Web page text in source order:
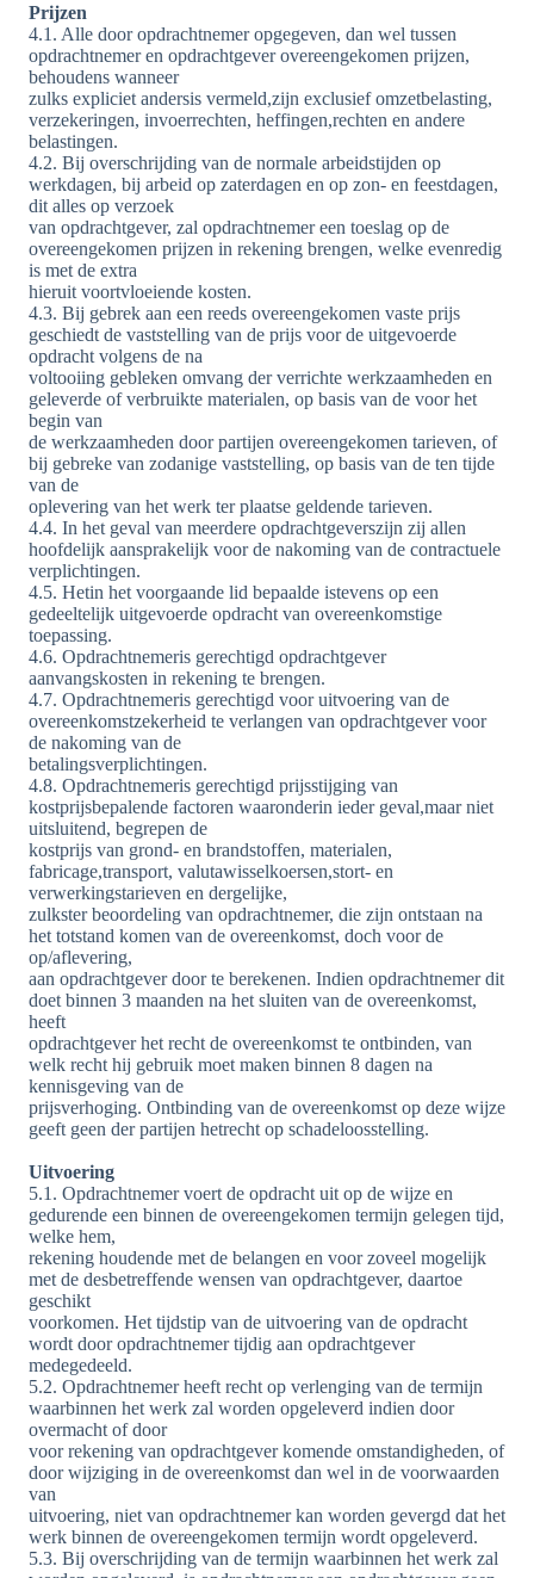
Prijzen
4.1. Alle door opdrachtnemer opgegeven, dan wel tussen
opdrachtnemer en opdrachtgever overeengekomen prijzen,
behoudens wanneer
zulks expliciet andersis vermeld,zijn exclusief omzetbelasting,
verzekeringen, invoerrechten, heffingen,rechten en andere
belastingen.
4.2. Bij overschrijding van de normale arbeidstijden op
werkdagen, bij arbeid op zaterdagen en op zon- en feestdagen,
dit alles op verzoek
van opdrachtgever, zal opdrachtnemer een toeslag op de
overeengekomen prijzen in rekening brengen, welke evenredig
is met de extra
hieruit voortvloeiende kosten.
4.3. Bij gebrek aan een reeds overeengekomen vaste prijs
geschiedt de vaststelling van de prijs voor de uitgevoerde
opdracht volgens de na
voltooiing gebleken omvang der verrichte werkzaamheden en
geleverde of verbruikte materialen, op basis van de voor het
begin van
de werkzaamheden door partijen overeengekomen tarieven, of
bij gebreke van zodanige vaststelling, op basis van de ten tijde
van de
oplevering van het werk ter plaatse geldende tarieven.
4.4. In het geval van meerdere opdrachtgeverszijn zij allen
hoofdelijk aansprakelijk voor de nakoming van de contractuele
verplichtingen.
4.5. Hetin het voorgaande lid bepaalde istevens op een
gedeeltelijk uitgevoerde opdracht van overeenkomstige
toepassing.
4.6. Opdrachtnemeris gerechtigd opdrachtgever
aanvangskosten in rekening te brengen.
4.7. Opdrachtnemeris gerechtigd voor uitvoering van de
overeenkomstzekerheid te verlangen van opdrachtgever voor
de nakoming van de
betalingsverplichtingen.
4.8. Opdrachtnemeris gerechtigd prijsstijging van
kostprijsbepalende factoren waaronderin ieder geval,maar niet
uitsluitend, begrepen de
kostprijs van grond- en brandstoffen, materialen,
fabricage,transport, valutawisselkoersen,stort- en
verwerkingstarieven en dergelijke,
zulkster beoordeling van opdrachtnemer, die zijn ontstaan na
het totstand komen van de overeenkomst, doch voor de
op/aflevering,
aan opdrachtgever door te berekenen. Indien opdrachtnemer dit
doet binnen 3 maanden na het sluiten van de overeenkomst,
heeft
opdrachtgever het recht de overeenkomst te ontbinden, van
welk recht hij gebruik moet maken binnen 8 dagen na
kennisgeving van de
prijsverhoging. Ontbinding van de overeenkomst op deze wijze
geeft geen der partijen hetrecht op schadeloosstelling.
Uitvoering
5.1. Opdrachtnemer voert de opdracht uit op de wijze en
gedurende een binnen de overeengekomen termijn gelegen tijd,
welke hem,
rekening houdende met de belangen en voor zoveel mogelijk
met de desbetreffende wensen van opdrachtgever, daartoe
geschikt
voorkomen. Het tijdstip van de uitvoering van de opdracht
wordt door opdrachtnemer tijdig aan opdrachtgever
medegedeeld.
5.2. Opdrachtnemer heeft recht op verlenging van de termijn
waarbinnen het werk zal worden opgeleverd indien door
overmacht of door
voor rekening van opdrachtgever komende omstandigheden, of
door wijziging in de overeenkomst dan wel in de voorwaarden
van
uitvoering, niet van opdrachtnemer kan worden gevergd dat het
werk binnen de overeengekomen termijn wordt opgeleverd.
5.3. Bij overschrijding van de termijn waarbinnen het werk zal